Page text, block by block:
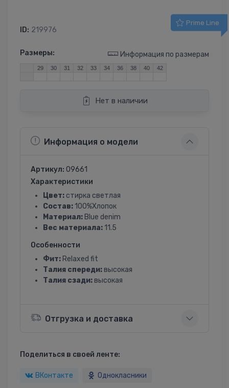
Prime Line
ID: 219976
Размеры: Информация по размерам
29 30 31 32 33 34 36 38 40 42
Нет в наличии
Информация о модели
Артикул: 09661
Характеристики
Цвет: стирка светлая
Состав: 100%Хлопок
Материал: Blue denim
Вес материала: 11.5
Особенности
Фит: Relaxed fit
Талия спереди: высокая
Талия сзади: высокая
Отгрузка и доставка
Поделиться в своей ленте:
ВКонтакте Однокласники